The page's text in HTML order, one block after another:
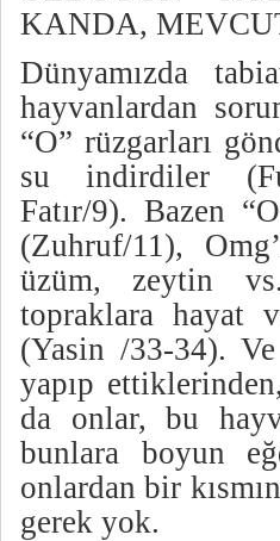
KANDA,
Dünyamızda
hayvanlardan
“O” rüzgarları
su indirdiler
Fatır/9). Bazen
(Zuhruf/11),
üzüm, zeytin
topraklara hayat
(Yasin /33-34).
yapıp
da onlar, bu
bunlara boyun
onlardan bir
gerek yok.